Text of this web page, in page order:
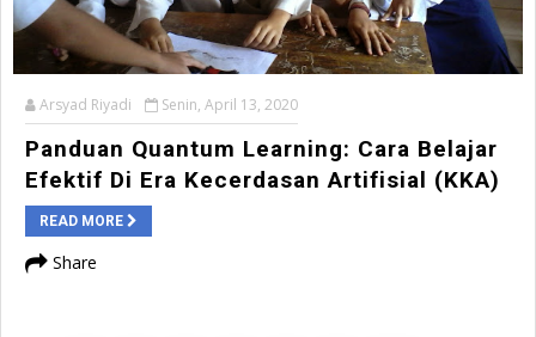
Arsyad Riyadi Senin, April 13, 2020
Panduan Quantum Learning: Cara Belajar
Efektif Di Era Kecerdasan Artifisial (KKA)
READ MORE
Share